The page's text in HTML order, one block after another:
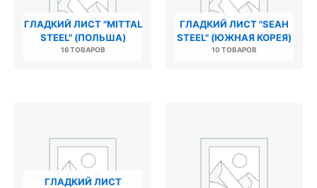
ГЛАДКИЙ ЛИСТ "MITTAL
STEEL" (ПОЛЬША)
16 ТОВАРОВ
ГЛАДКИЙ ЛИСТ "SEAH
STEEL" (ЮЖНАЯ КОРЕЯ)
10 ТОВАРОВ
ГЛАДКИЙ ЛИСТ